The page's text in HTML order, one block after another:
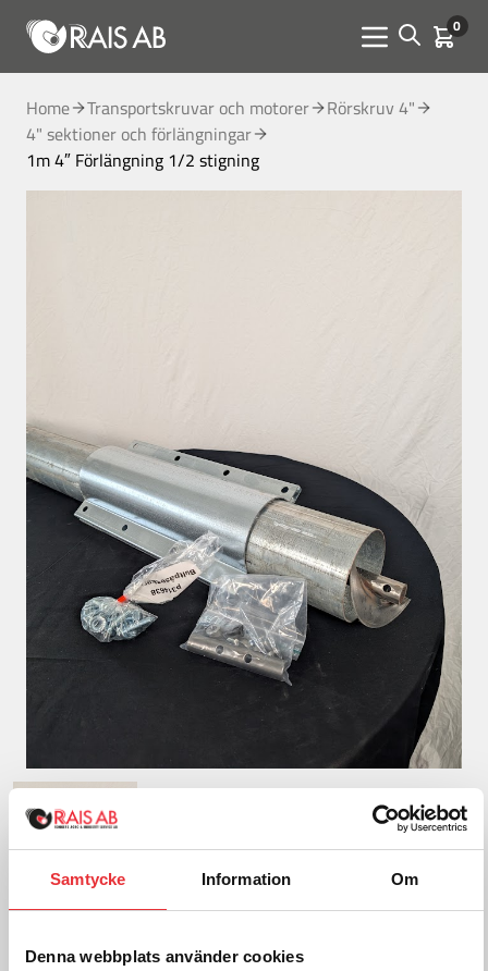
Samtycke Information Om
Denna webbplats använder cookies
Menu toggle
Open 0
Home Transportskruvar och motorer Rörskruv 4"
4" sektioner och förlängningar
1m 4″ Förlängning 1/2 stigning